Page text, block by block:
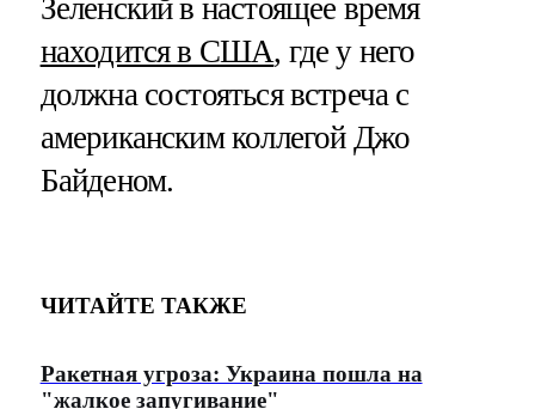
Зеленский в настоящее время
находится в США, где у него
должна состояться встреча с
американским коллегой Джо
Байденом.
ЧИТАЙТЕ ТАКЖЕ
Ракетная угроза: Украина пошла на
"жалкое запугивание"